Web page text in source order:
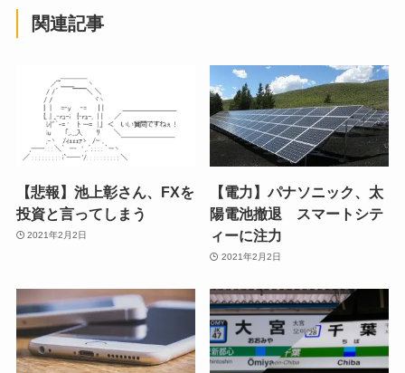
関連記事
【悲報】池上彰さん、FXを
投資と言ってしまう
2021年2月2日
【電力】パナソニック、太
陽電池撤退 スマートシテ
ィーに注力
2021年2月2日